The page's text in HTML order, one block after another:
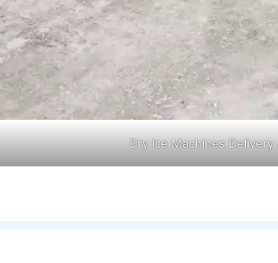
Dry Ice Machines Delivery